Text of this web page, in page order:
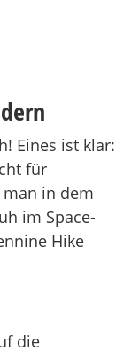
Eines ist klar:
für
in dem
im Space-
Hike
die